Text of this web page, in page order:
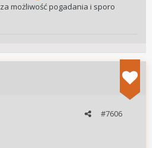
za możliwość pogadania i sporo
#7606